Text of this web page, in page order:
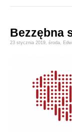
Bezzębna
23 stycznia 2019, środa